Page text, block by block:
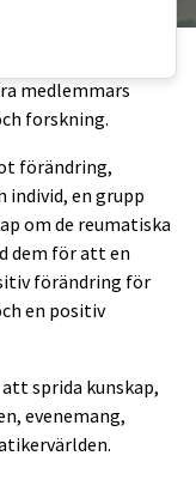
medlemmars
forskning.
förändring,
individ, en grupp
om de reumatiska
dem för att en
förändring för
en positiv
sprida kunskap,
evenemang,